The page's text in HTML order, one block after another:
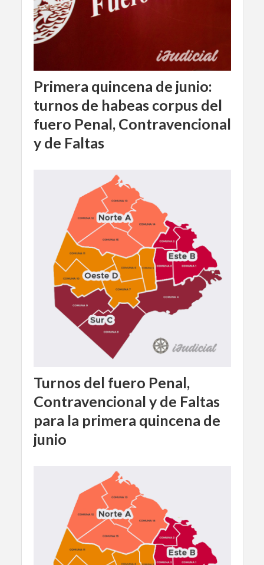
Primera quincena de junio:
turnos de habeas corpus del
fuero Penal, Contravencional
y de Faltas
Turnos del fuero Penal,
Contravencional y de Faltas
para la primera quincena de
junio